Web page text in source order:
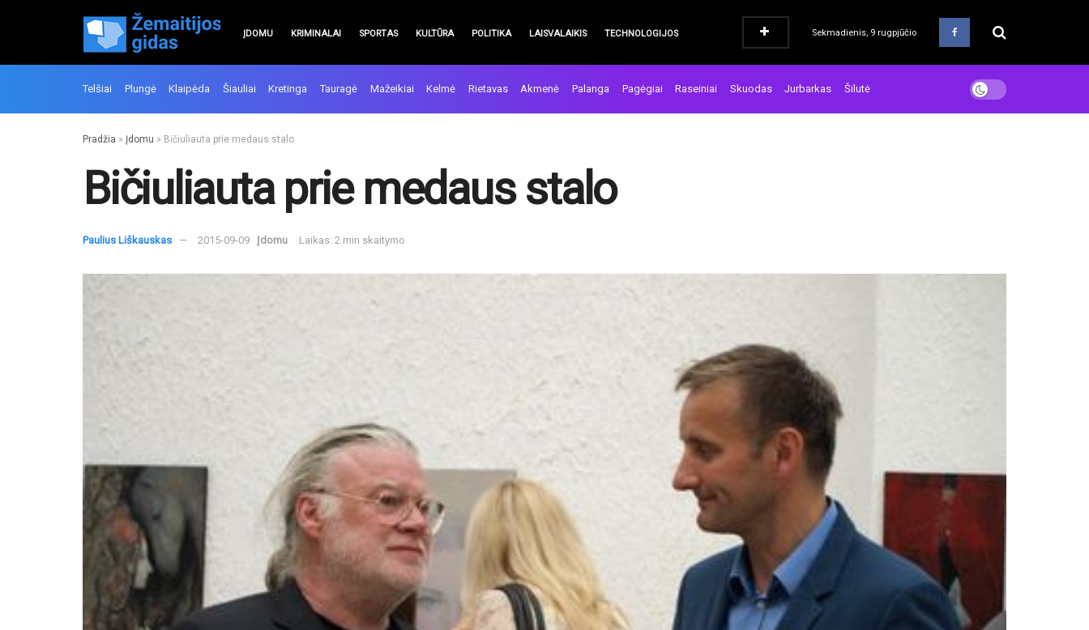
ĮDOMU KRIMINALAI SPORTAS KULTŪRA POLITIKA LAISVALAIKIS TECHNOLOGIJOS Sekmadienis, 9 rugpjūčio
Telšiai Plungė Klaipėda Šiauliai Kretinga Tauragė Mažeikiai Kelmė Rietavas Akmenė Palanga Pagėgiai Raseiniai Skuodas Jurbarkas Šilutė
Pradžia » Įdomu » Bičiuliauta prie medaus stalo
Bičiuliauta prie medaus stalo
Paulius Liškauskas 2015-09-09 Įdomu Laikas: 2 min skaitymo